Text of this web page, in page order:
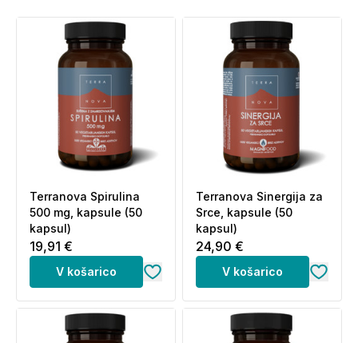
Terranova Spirulina
500 mg, kapsule (50
kapsul)
19,91 €
V košarico
Terranova Sinergija za
Srce, kapsule (50
kapsul)
24,90 €
V košarico